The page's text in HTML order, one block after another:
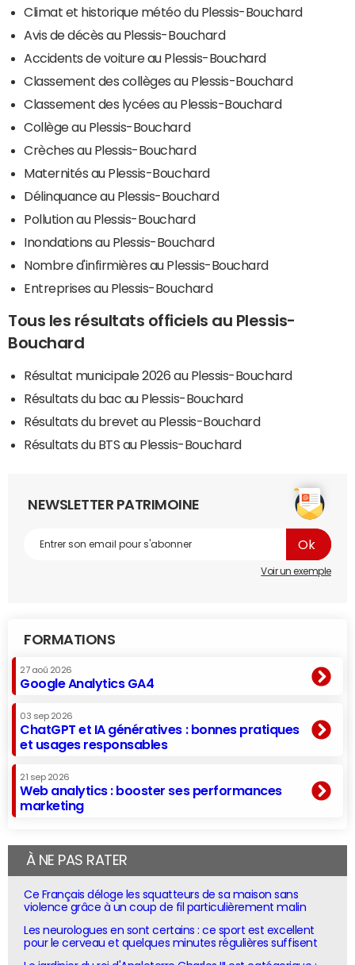
Climat et historique météo du Plessis-Bouchard
Avis de décès au Plessis-Bouchard
Accidents de voiture au Plessis-Bouchard
Classement des collèges au Plessis-Bouchard
Classement des lycées au Plessis-Bouchard
Collège au Plessis-Bouchard
Crèches au Plessis-Bouchard
Maternités au Plessis-Bouchard
Délinquance au Plessis-Bouchard
Pollution au Plessis-Bouchard
Inondations au Plessis-Bouchard
Nombre d'infirmières au Plessis-Bouchard
Entreprises au Plessis-Bouchard
Tous les résultats officiels au Plessis-
Bouchard
Résultat municipale 2026 au Plessis-Bouchard
Résultats du bac au Plessis-Bouchard
Résultats du brevet au Plessis-Bouchard
Résultats du BTS au Plessis-Bouchard
NEWSLETTER PATRIMOINE
Voir un exemple
FORMATIONS
27 aoû 2026
Google Analytics GA4
03 sep 2026
ChatGPT et IA génératives : bonnes pratiques
et usages responsables
21 sep 2026
Web analytics : booster ses performances
marketing
À NE PAS RATER
Ce Français déloge les squatteurs de sa maison sans
violence grâce à un coup de fil particulièrement malin
Les neurologues en sont certains : ce sport est excellent
pour le cerveau et quelques minutes régulières suffisent